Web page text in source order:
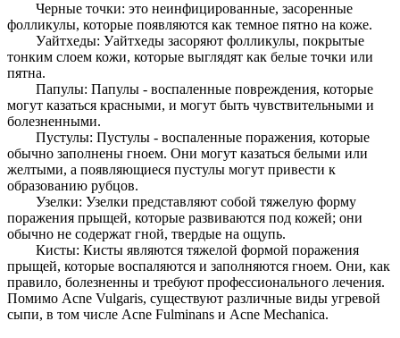
Черные точки: это неинфицированные, засоренные
фолликулы, которые появляются как темное пятно на коже.
Уайтхеды: Уайтхеды засоряют фолликулы, покрытые
тонким слоем кожи, которые выглядят как белые точки или
пятна.
Папулы: Папулы - воспаленные повреждения, которые
могут казаться красными, и могут быть чувствительными и
болезненными.
Пустулы: Пустулы - воспаленные поражения, которые
обычно заполнены гноем. Они могут казаться белыми или
желтыми, а появляющиеся пустулы могут привести к
образованию рубцов.
Узелки: Узелки представляют собой тяжелую форму
поражения прыщей, которые развиваются под кожей; они
обычно не содержат гной, твердые на ощупь.
Кисты: Кисты являются тяжелой формой поражения
прыщей, которые воспаляются и заполняются гноем. Они, как
правило, болезненны и требуют профессионального лечения.
Помимо Acne Vulgaris, существуют различные виды угревой
сыпи, в том числе Acne Fulminans и Acne Mechanica.